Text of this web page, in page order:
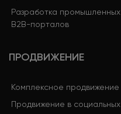
Разработка промышленных
B2B-порталов
ПРОДВИЖЕНИЕ
Комплексное продвижение
Продвижение в социальных